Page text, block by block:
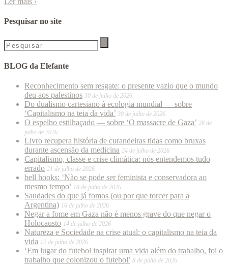
Pesquisar no site
BLOG da Elefante
Reconhecimento sem resgate: o presente vazio que o mundo
deu aos palestinos 30 de julho de 2026
Do dualismo cartesiano à ecologia mundial — sobre
‘Capitalismo na teia da vida’ 30 de julho de 2026
O espelho estilhaçado — sobre ‘O massacre de Gaza’ 28 de
julho de 2026
Livro recupera história de curandeiras tidas como bruxas
durante ascensão da medicina 24 de julho de 2026
Capitalismo, classe e crise climática: nós entendemos tudo
errado 21 de julho de 2026
bell hooks: ‘Não se pode ser feminista e conservadora ao
mesmo tempo’ 18 de julho de 2026
Saudades do que já fomos (ou por que torcer para a
Argentina) 16 de julho de 2026
Negar a fome em Gaza não é menos grave do que negar o
Holocausto 14 de julho de 2026
Natureza e Sociedade na crise atual: o capitalismo na teia da
vida 12 de julho de 2026
‘Em lugar do futebol inspirar uma vida além do trabalho, foi o
trabalho que colonizou o futebol’ 8 de julho de 2026